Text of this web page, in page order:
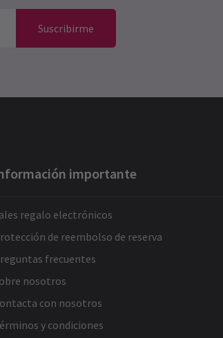
Suscribirme
importante
regalo electrónicos
de reembolso de reserva
frecuentes
nosotros
con nosotros
y condiciones